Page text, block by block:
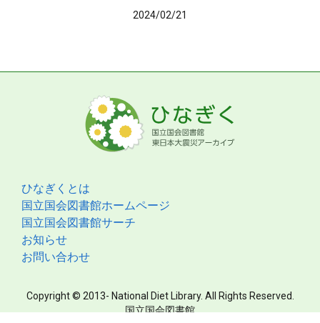
2024/02/21
ひなぎくとは
国立国会図書館ホームページ
国立国会図書館サーチ
お知らせ
お問い合わせ
Copyright © 2013- National Diet Library. All Rights Reserved.